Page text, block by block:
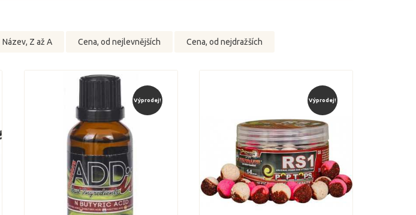
Název, Z až A Cena, od nejlevnějších Cena, od nejdražších
Výprodej! Výprodej!